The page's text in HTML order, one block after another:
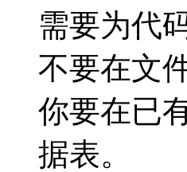
需要为代
不要在文
你要在已
据表。